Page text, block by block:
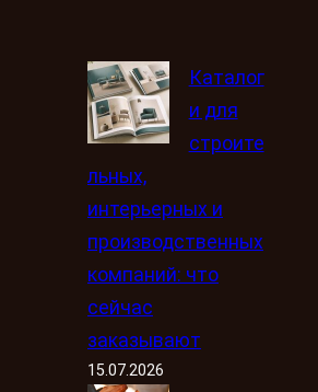
Каталог
и для
строите
льных,
интерьерных и
производственных
компаний: что
сейчас
заказывают
15.07.2026